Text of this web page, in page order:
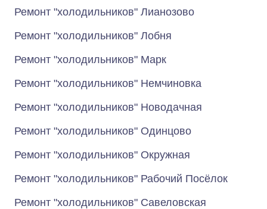
Ремонт "холодильников" Лианозово
Ремонт "холодильников" Лобня
Ремонт "холодильников" Марк
Ремонт "холодильников" Немчиновка
Ремонт "холодильников" Новодачная
Ремонт "холодильников" Одинцово
Ремонт "холодильников" Окружная
Ремонт "холодильников" Рабочий Посёлок
Ремонт "холодильников" Савеловская